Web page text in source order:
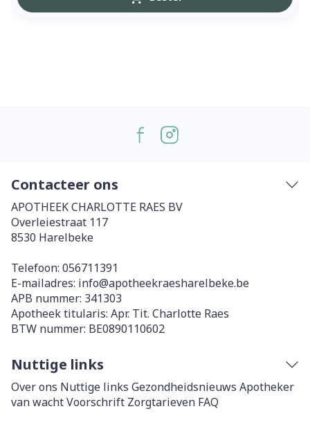
Contacteer ons
APOTHEEK CHARLOTTE RAES BV
Overleiestraat 117
8530 Harelbeke
Telefoon: 056711391
E-mailadres: info@apotheekraesharelbeke.be
APB nummer: 341303
Apotheek titularis: Apr. Tit. Charlotte Raes
BTW nummer: BE0890110602
Nuttige links
Over ons Nuttige links Gezondheidsnieuws Apotheker
van wachtVoorschrift Zorgtarieven FAQ